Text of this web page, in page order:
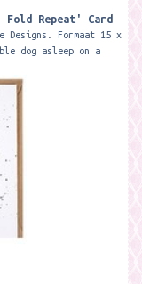
Repeat' Card
Designs. Formaat 15 x
dog asleep on a